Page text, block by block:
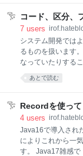
のであればそれを
なければ、 mvn dep
るんだけど。 批判
往々にしてアンチ
らマイクロサービ
クロサービスに飛
す。 モノリスから
ージャパン
題を解決しない」
く辛辣な言葉もた
いんだ
コード、区分、
7 users
システム開発では
るものを扱います
なっていたりする
ておきます。 IDや
で、ついでに。 コ
ルールで読み書き
区分 種類が固定さ
とにします。 値ご
種としています。
のは区分とは呼べ
あとで読む
Recordを使っ
4 users
Java16で導入され
によりこれから一
す。 Java17雑感で